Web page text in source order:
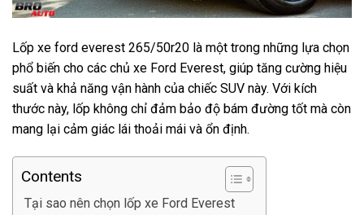
Lốp xe ford everest 265/50r20 là một trong những lựa chọn
phổ biến cho các chủ xe Ford Everest, giúp tăng cường hiệu
suất và khả năng vận hành của chiếc SUV này. Với kích
thước này, lốp không chỉ đảm bảo độ bám đường tốt mà còn
mang lại cảm giác lái thoải mái và ổn định.
Contents
Tại sao nên chọn lốp xe Ford Everest